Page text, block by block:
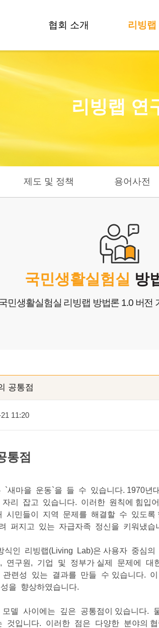
협회 소개
비전 및 목표
조직도
CI
리빙랩
제도 및
용어
리빙랩 연
제도 및 정책 용어사전
국민생활실험실 방
민생활실험실 리빙랩 방법론 1.0 버전
공통점
11:20
통점
새마을 운동`을 들 수 있습니다. 1970
리 잡고 있습니다. 이러한 원칙에 힘
시민들이 지역 문제를 해결할 수 있도
퍼지고 있는 자급자족 정신을 키워냈습
인 리빙랩(Living Lab)은 사용자 중심
연구원, 기업 및 정부가 실제 문제에
련성 있는 결과를 만들 수 있습니다.
을 향상하였습니다.
델 사이에는 깊은 공통점이 있습니
입니다. 이러한 점은 다양한 분야의